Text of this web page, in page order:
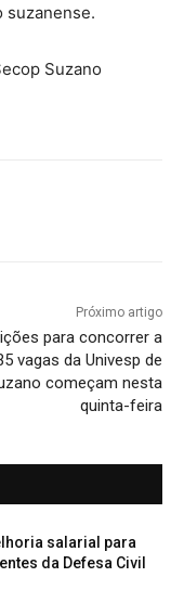
suzanense.
Suzano
Próximo artigo
para concorrer a
vagas da Univesp de
começam nesta
quinta-feira
salarial para
da Defesa Civil